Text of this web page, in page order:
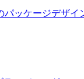
パッケージデザイ